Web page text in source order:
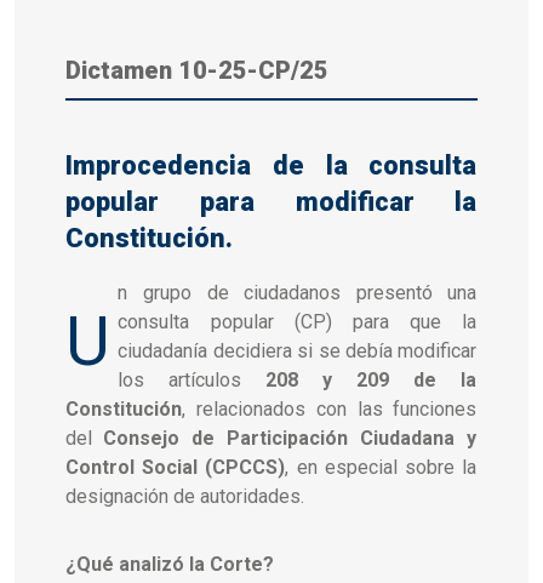
Dictamen 10-25-CP/25
Improcedencia de la consulta
popular para modificar la
Constitución.
U
n grupo de ciudadanos presentó una
consulta popular (CP) para que la
ciudadanía decidiera si se debía modificar
los artículos 208 y 209 de la
Constitución, relacionados con las funciones
del Consejo de Participación Ciudadana y
Control Social (CPCCS), en especial sobre la
designación de autoridades.
¿Qué analizó la Corte?